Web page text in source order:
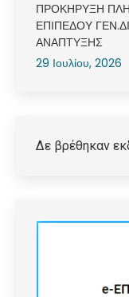
ΠΡΟΚΗΡΥΞΗ
ΕΠΙΠΕΔΟΥ
ΑΝΑΠΤΥΞΗΣ
29 Ιουλίου, 2026
Δε βρέθηκαν